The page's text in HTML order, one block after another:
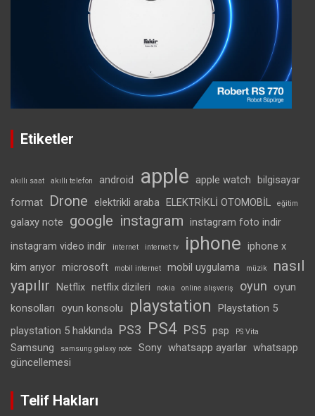
Etiketler
akıllı saat akıllı telefon android apple apple watch
bilgisayar
format
Drone elektrikli araba ELEKTRİKLİ OTOMOBİL eğitim
galaxy note google instagram instagram foto indir
instagram video indir
internet internet tv iphone iphone x
kim arıyor microsoft mobil internet mobil uygulama müzik
nasıl
yapılır
Netflix netflix dizileri nokia online alışveriş oyun
oyun
konsolları
oyun konsolu playstation
Playstation 5
playstation 5 hakkında PS3 PS4 PS5 psp PS Vita
Samsung samsung galaxy note Sony whatsapp ayarlar whatsapp
güncellemesi
Telif Hakları